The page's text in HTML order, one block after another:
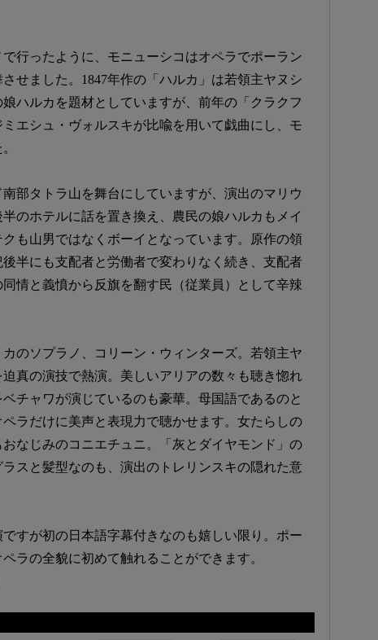
行ったように、モニューシコはオペラでポーラン
せました。1847年作の「ハルカ」は若領主ヤヌシ
ハルカを題材としていますが、前年の「クラクフ
エシュ・ヴォルスキが比喩を用いて戯曲にし、モ
部タトラ山を舞台にしていますが、演出のマリウ
のホテルに話を置き換え、農民の娘ハルカもメイ
も山男ではなくボーイとなっています。原作の領
半にも支配者と労働者で変わりなく続き、支配者
情と義憤から反旗を翻す民（従業員）として辛辣
のソプラノ、コリーン・ウィンターズ。若領主ヤ
真の演技で熱演。美しいアリアの数々も聴き惚れ
チャワが演じているのも豪華。母国語であるのと
ラだけに美声と表現力で聴かせます。女たらしの
なじみのコニエチュニ。「灰とダイヤモンド」の
スと髪型なのも、演出のトレリンスキの隠れた意
すが初の日本語字幕付きなのも嬉しい限り。ポー
ラの全貌に初めて触れることができます。